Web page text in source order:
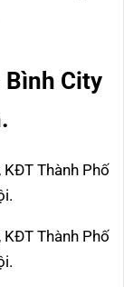
Bình City
Thành Phố
Thành Phố